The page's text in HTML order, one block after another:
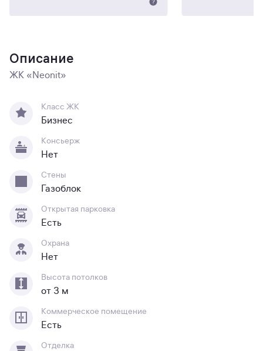
Описание
ЖК «Neonit»
Класс ЖК
Бизнес
Консьерж
Нет
Стены
Газоблок
Открытая парковка
Есть
Охрана
Нет
Высота потолков
от 3 м
Коммерческое помещение
Есть
Отделка